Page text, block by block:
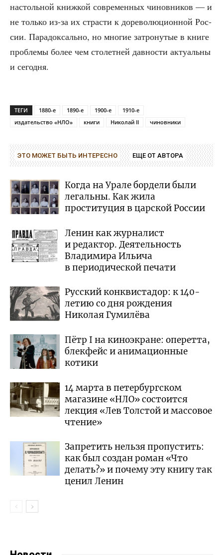
настоль­ной книж­кой совре­мен­ных чинов­ни­ков — и
не толь­ко из-за их стра­сти к доре­во­лю­ци­он­ной Рос­
сии. Пара­док­саль­но, но мно­гие затро­ну­тые в кни­ге
про­бле­мы более чем сто­лет­ней дав­но­сти акту­аль­ны
и сегодня.
ТЕГИ 1880-е 1890-е 1900-е
1910-е
издательство «НЛО»
книги Николай II чиновники
ЭТО МОЖЕТ БЫТЬ ИНТЕРЕСНО ЕЩЕ ОТ АВТОРА
Когда на Урале бордели были
легальны. Как жила
проституция в царской России
Ленин как журналист
и редактор. Деятельность
Владимира Ильича
в периодической печати
Русский конквистадор: к 140-
летию со дня рождения
Николая Гумилёва
Пётр I на киноэкране: оперетта,
блекфейс и анимационные
котики
14 марта в петербургском
магазине «НЛО» состоится
лекция «Лев Толстой и массовое
чтение»
Запретить нельзя пропустить:
как был создан роман «Что
делать?» и почему эту книгу так
ценил Ленин